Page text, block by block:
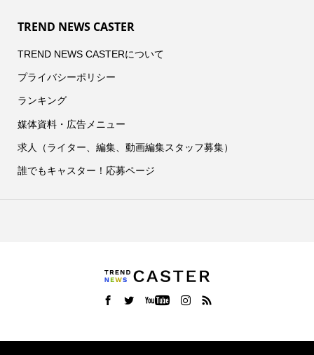
TREND NEWS CASTER
TREND NEWS CASTERについて
プライバシーポリシー
ランキング
媒体資料・広告メニュー
求人（ライター、編集、動画編集スタッフ募集）
誰でもキャスター！応募ページ